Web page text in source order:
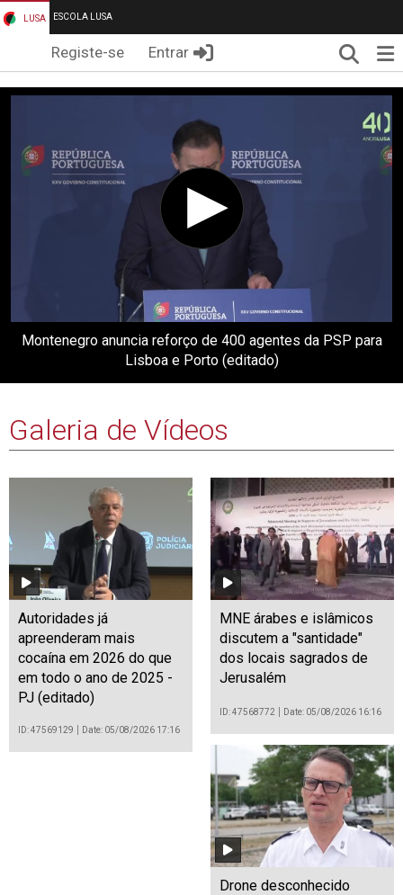
LUSA ESCOLA LUSA
Registe-se Entrar
Montenegro anuncia reforço de 400 agentes da PSP para
Lisboa e Porto (editado)
Galeria de Vídeos
Autoridades já
apreenderam mais
cocaína em 2026 do que
em todo o ano de 2025 -
PJ (editado)
ID: 47569129 Date: 05/08/2026 17:16
MNE árabes e islâmicos
discutem a "santidade"
dos locais sagrados de
Jerusalém
ID: 47568772 Date: 05/08/2026 16:16
Drone desconhecido